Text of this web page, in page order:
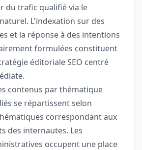
du trafic qualifié via le
L'indexation sur des
et la réponse à des intentions
formulées constituent
éditoriale SEO centré
contenus par thématique
se répartissent selon
correspondant aux
des internautes. Les
occupent une place